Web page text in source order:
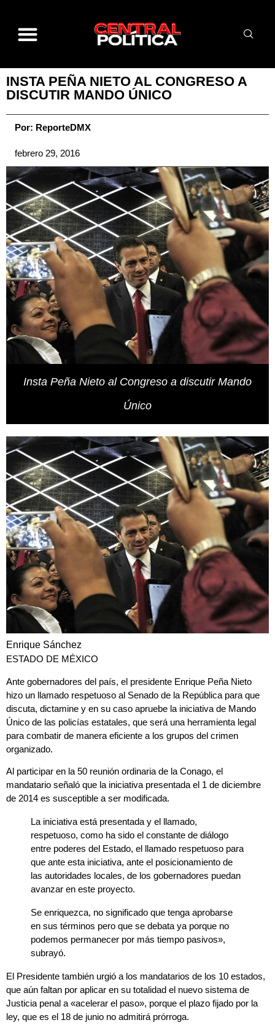
INSTA PEÑA NIETO AL CONGRESO A
DISCUTIR MANDO ÚNICO
Por: ReporteDMX
febrero 29, 2016
Insta Peña Nieto al Congreso a discutir Mando
Único
Enrique Sánchez
ESTADO DE MÉXICO
Ante gobernadores del país, el presidente Enrique Peña Nieto
hizo un llamado respetuoso al Senado de la República para que
discuta, dictamine y en su caso apruebe la iniciativa de Mando
Único de las policías estatales, que será una herramienta legal
para combatir de manera eficiente a los grupos del crimen
organizado.
Al participar en la 50 reunión ordinaria de la Conago, el
mandatario señaló que la iniciativa presentada el 1 de diciembre
de 2014 es susceptible a ser modificada.
La iniciativa está presentada y el llamado,
respetuoso, como ha sido el constante de diálogo
entre poderes del Estado, el llamado respetuoso para
que ante esta iniciativa, ante el posicionamiento de
las autoridades locales, de los gobernadores puedan
avanzar en este proyecto.
Se enriquezca, no significado que tenga aprobarse
en sus términos pero que se debata ya porque no
podemos permanecer por más tiempo pasivos»,
subrayó.
El Presidente también urgió a los mandatarios de los 10 estados,
que aún faltan por aplicar en su totalidad el nuevo sistema de
Justicia penal a «acelerar el paso», porque el plazo fijado por la
ley, que es el 18 de junio no admitirá prórroga.